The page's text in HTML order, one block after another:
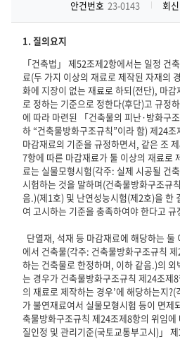
안건번호 23-0143 회
1. 질의요지
「건축법」 제52조제2항에서는 일정 건
료(두 가지 이상의 재료로 제작된 자재의
화에 지장이 없는 재료로 하되(전단), 마
로 정하는 기준으로 정한다(후단)고 규정
에 따라 마련된 「건축물의 피난·방화구
하 “건축물방화구조규칙”이라 함) 제24
마감재료의 기준을 규정하면서, 같은 조
7항에 따른 마감재료가 둘 이상의 재료로
료는 실물모형시험(각주: 실제 시공될 건
시험하는 것을 말하며(건축물방화구조규
음.)(제1호) 및 난연성능시험(제2호)을 한
여 고시하는 기준을 충족하여야 한다고 규
에서 건축물(각주: 건축물방화구조규칙
하는 건축물로 한정하며, 이하 같음.)의
는 경우가 건축물방화구조규칙 제24조제
의 재료로 제작하는 경우’에 해당하는지
가 불연재료여서 실물모형시험 등이 면제
축물방화구조규칙 제24조제8항의 위임
질인정 및 관리기준(국토교통부고시)」